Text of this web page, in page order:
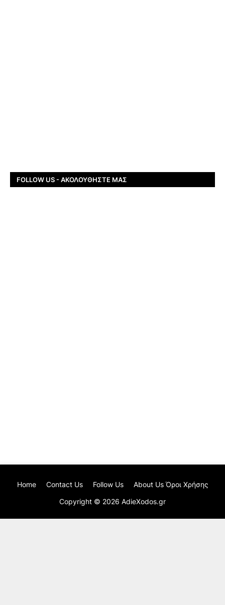
FOLLOW US - ΑΚΟΛΟΥΘΉΣΤΕ ΜΑΣ
Copyright © 2026 AdieXodos.gr
Home Contact Us Follow Us About Us Όροι Χρήσης